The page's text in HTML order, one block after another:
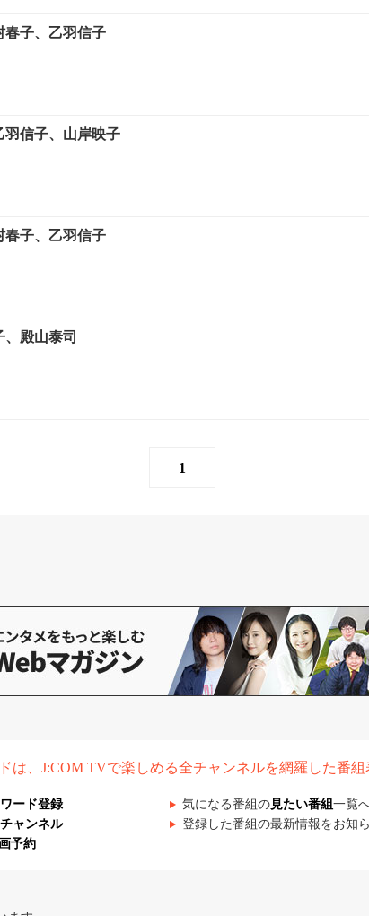
子、乙羽信子
信子、山岸映子
子、乙羽信子
殿山泰司
1
は、J:COM TVで楽しめる全チャンネルを網羅した番組
ード登録 気になる番組の見たい番組 一覧
ャンネル 登録した番組の最新情報をお知
予約